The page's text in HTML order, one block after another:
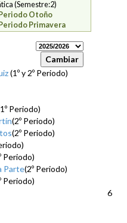
(Semestre:2)
Otoño
Primavera
(1º y 2º Periodo)
Periodo)
(2º Periodo)
(2º Periodo)
Periodo)
Parte(2º Periodo)
Periodo)
6